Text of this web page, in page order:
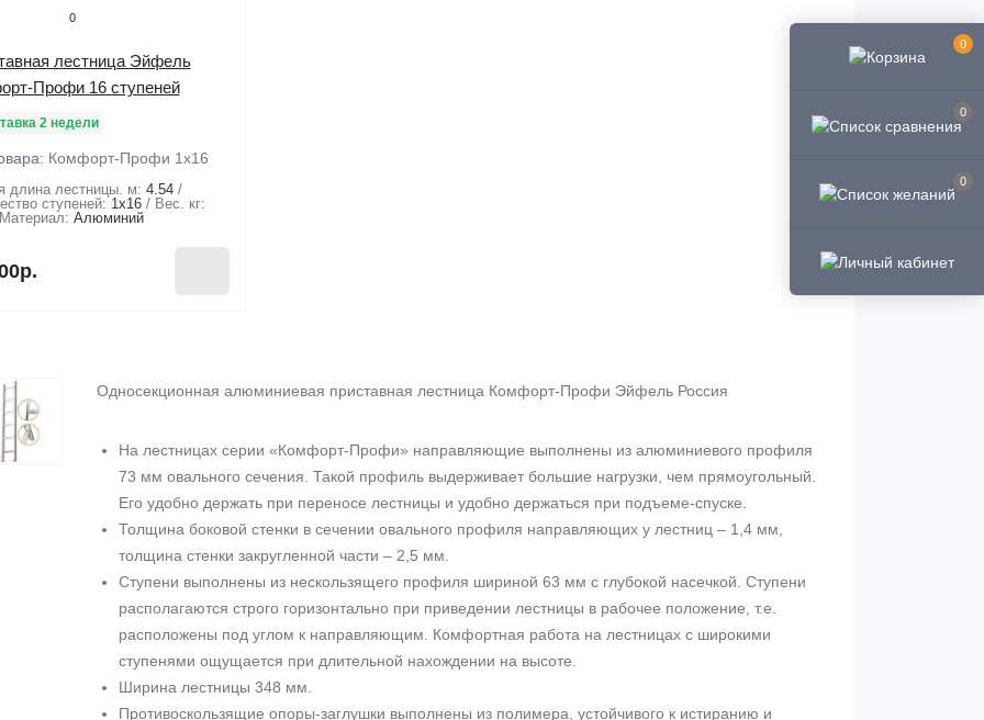
0
0
0
0
лестница Эйфель
Профи 16 ступеней
2 недели
Комфорт-Профи 1х16
длина лестницы. м: 4.54
ступеней: 1х16
Вес. кг:
Материал: Алюминий
Односекционная алюминиевая приставная лестница Комфорт-Профи Эйфель Россия
На лестницах серии «Комфорт-Профи» направляющие выполнены из алюминиевого профиля
73 мм овального сечения. Такой профиль выдерживает большие нагрузки, чем прямоугольный.
Его удобно держать при переносе лестницы и удобно держаться при подъеме-спуске.
Толщина боковой стенки в сечении овального профиля направляющих у лестниц – 1,4 мм,
толщина стенки закругленной части – 2,5 мм.
Ступени выполнены из нескользящего профиля шириной 63 мм с глубокой насечкой. Ступени
располагаются строго горизонтально при приведении лестницы в рабочее положение, т.е.
расположены под углом к направляющим. Комфортная работа на лестницах с широкими
ступенями ощущается при длительной нахождении на высоте.
Ширина лестницы 348 мм.
Противоскользящие опоры-заглушки выполнены из полимера, устойчивого к истиранию и